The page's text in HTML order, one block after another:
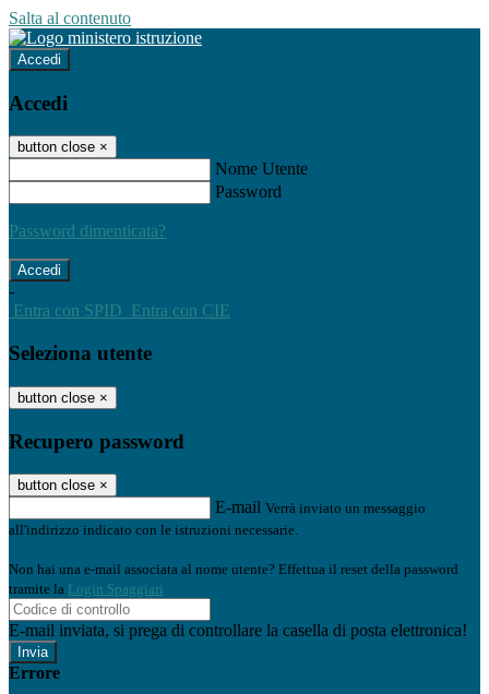
Salta al contenuto
Accedi
Accedi
button close ×
Nome Utente
Password
Password dimenticata?
-
Entra con SPID Entra con CIE
Seleziona utente
button close ×
Recupero password
button close ×
E-mail Verrà inviato un messaggio
all'indirizzo indicato con le istruzioni necessarie.
Non hai una e-mail associata al nome utente? Effettua il reset della password
tramite la Login Spaggiari
E-mail inviata, si prega di controllare la casella di posta elettronica!
Errore